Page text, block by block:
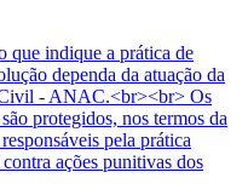
indique a prática de
dependa da atuação da
- ANAC.<br><br> Os
protegidos, nos termos da
pela prática
ações punitivas dos